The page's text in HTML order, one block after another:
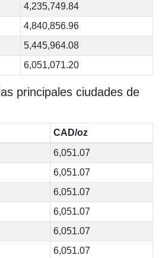
4,235,749.84
4,840,856.96
5,445,964.08
6,051,071.20
principales ciudades de
CAD/oz
6,051.07
6,051.07
6,051.07
6,051.07
6,051.07
6,051.07